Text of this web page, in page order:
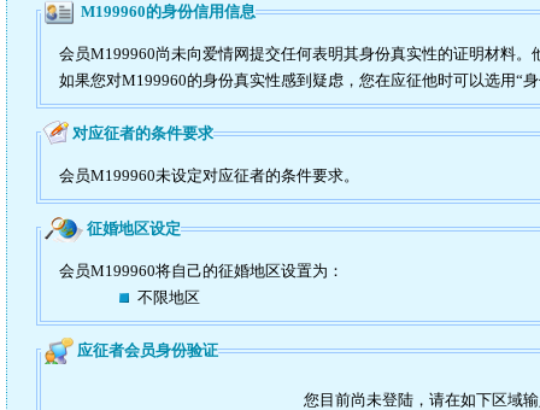
M199960的身份信用信息
会员M199960尚未向爱情网提交任何表明其身份真实性的证明材料。
如果您对M199960的身份真实性感到疑虑，您在应征他时可以选用“
对应征者的条件要求
会员M199960未设定对应征者的条件要求。
征婚地区设定
会员M199960将自己的征婚地区设置为：
不限地区
应征者会员身份验证
您目前尚未登陆，请在如下区域